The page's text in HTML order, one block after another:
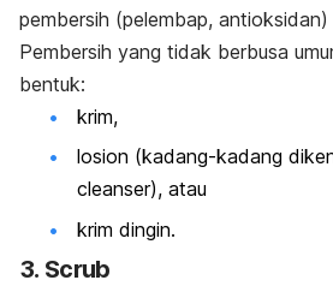
pembersih (pelembap,
Pembersih yang tidak berbusa
bentuk:
krim,
losion (kadang-kadang
cleanser), atau
krim dingin.
3. Scrub